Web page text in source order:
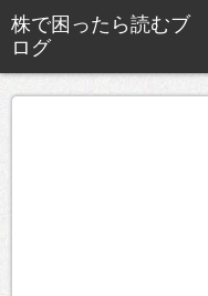
株で困ったら読むブ
ログ